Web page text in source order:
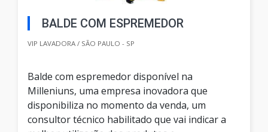
BALDE COM ESPREMEDOR
VIP LAVADORA / SÃO PAULO - SP
Balde com espremedor disponível na
Milleniuns, uma empresa inovadora que
disponibiliza no momento da venda, um
consultor técnico habilitado que vai indicar a